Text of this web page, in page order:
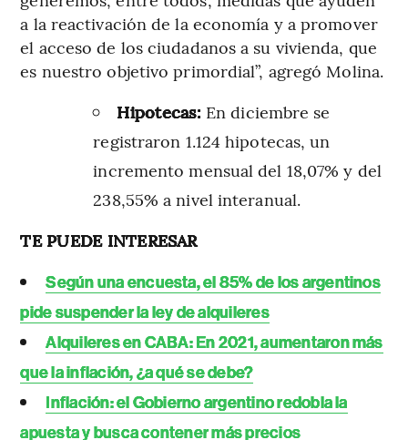
a la reactivación de la economía y a promover
el acceso de los ciudadanos a su vivienda, que
es nuestro objetivo primordial”, agregó Molina.
Hipotecas: En diciembre se
registraron 1.124 hipotecas, un
incremento mensual del 18,07% y del
238,55% a nivel interanual.
TE PUEDE INTERESAR
Según una encuesta, el 85% de los argentinos
pide suspender la ley de alquileres
Alquileres en CABA: En 2021, aumentaron más
que la inflación, ¿a qué se debe?
Inflación: el Gobierno argentino redobla la
apuesta y busca contener más precios